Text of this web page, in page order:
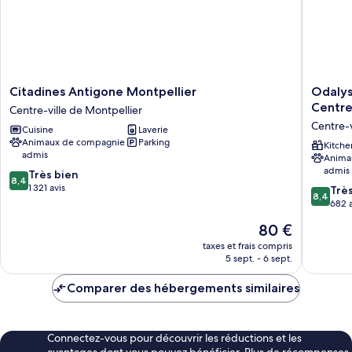
Citadines
Antigone
Montpellier
Centre-
ville
Montpellier
Citadines Antigone Montpellier
Centre-ville de Montpellier
Cuisine
Laverie
Animaux de compagnie
admis
Parking
8.4
sur
8,4 Très bien
1 321 avis
Le
nouveau
prix
de
80 €
taxes et frais compris
5 sept. - 6 sept.
Odalys
City
Hotel
-
Centre
Gare
Saint
admis
8.4
sur
8,4
682
Comparer des hébergements similaires
Connectez-vous pour découvrir les réductions et les